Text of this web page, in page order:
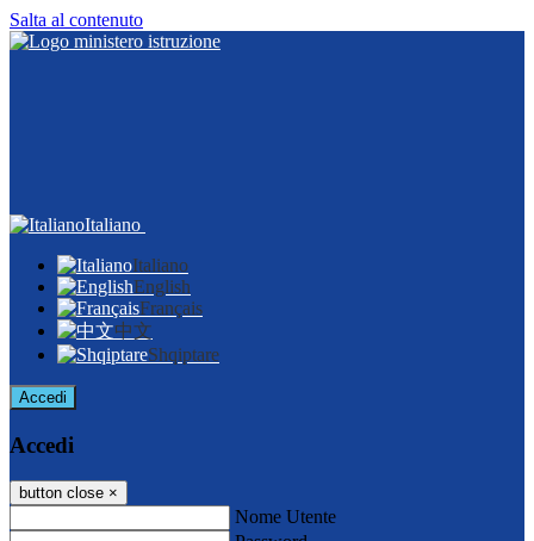
Salta al contenuto
Italiano
Italiano
English
Français
中文
Shqiptare
Accedi
Accedi
button close ×
Nome Utente